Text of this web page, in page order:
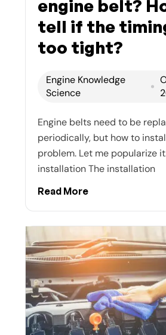
engine belt?
tell if the
too tight?
Engine Knowledge
Science
Engine belts need to be
periodically, but how to
problem. Let me popularize
installation The installation
Read More